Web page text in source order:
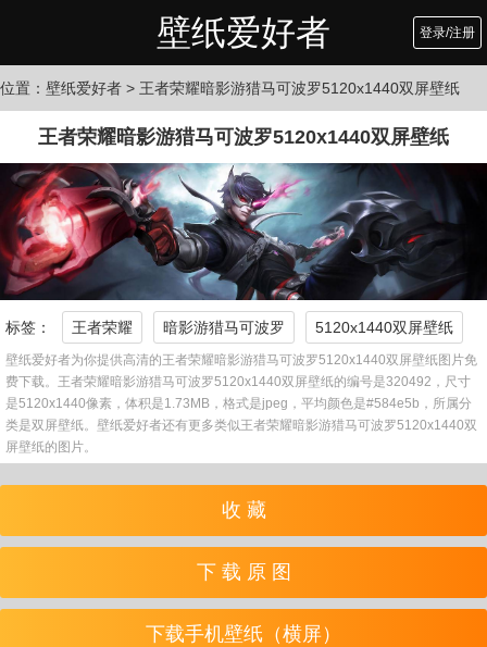
壁纸爱好者 登录/注册
位置： 壁纸爱好者 > 王者荣耀暗影游猎马可波罗5120x1440双屏壁纸
王者荣耀暗影游猎马可波罗5120x1440双屏壁纸
标签： 王者荣耀 暗影游猎马可波罗 5120x1440双屏壁纸
壁纸爱好者为你提供高清的王者荣耀暗影游猎马可波罗5120x1440双屏壁纸图片免
费下载。王者荣耀暗影游猎马可波罗5120x1440双屏壁纸的编号是320492，尺寸
是5120x1440像素，体积是1.73MB，格式是jpeg，平均颜色是#584e5b，所属分
类是双屏壁纸。壁纸爱好者还有更多类似王者荣耀暗影游猎马可波罗5120x1440双
屏壁纸的图片。
收 藏
下 载 原 图
下载手机壁纸（横屏）